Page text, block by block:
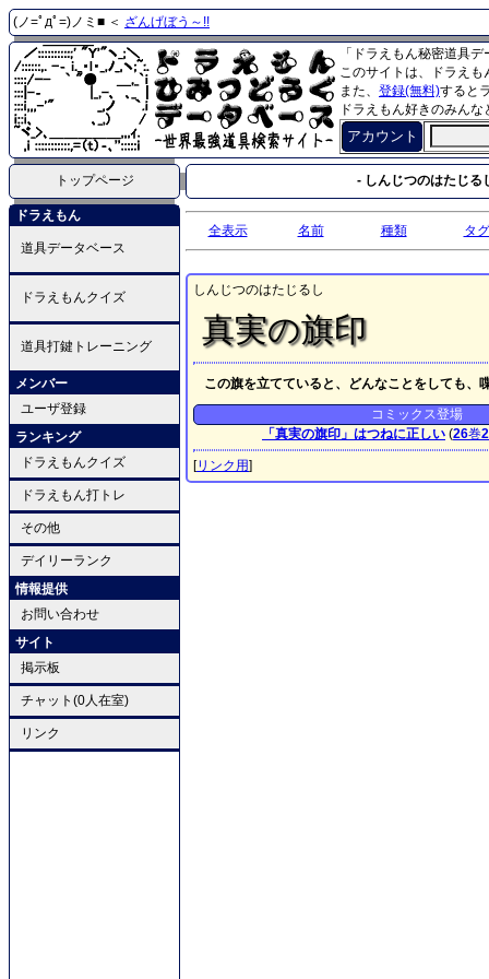
(ノ=ﾟдﾟ=)ノミ■ ＜ ざんげぼう～!!
「ドラえもん秘密道具
このサイトは、ドラえ
また、 登録(無料)すると
ドラえもん好きのみん
アカウント
トップページ - しんじつのはたじる
ドラえもん
道具データベース
ドラえもんクイズ
道具打鍵トレーニング
メンバー
ユーザ登録
ランキング
ドラえもんクイズ
ドラえもん打トレ
その他
デイリーランク
情報提供
お問い合わせ
サイト
掲示板
チャット(0人在室)
リンク
全表示 名前 種類 タグ
しんじつのはたじるし
真実の旗印
この旗を立てていると、どんなことをしても、
コミックス登場
「真実の旗印」はつねに正しい (26巻
[リンク用]